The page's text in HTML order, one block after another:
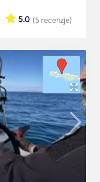
(5 recenzje)
5.0